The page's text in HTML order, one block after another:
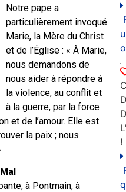
Notre pape a
particulièrement invoqué
Marie, la Mère du Christ
et de l’Église : « À Marie,
nous demandons de
nous aider à répondre à
la violence, au conflit et
à la guerre, par la force
et de l’amour. Elle est
la paix ; nous
à Pontmain, à
!